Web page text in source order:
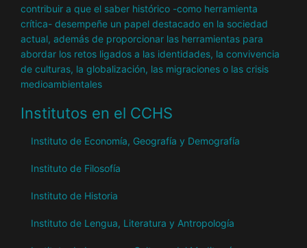
contribuir a que el saber histórico -como herramienta
crítica- desempeñe un papel destacado en la sociedad
actual, además de proporcionar las herramientas para
abordar los retos ligados a las identidades, la convivencia
de culturas, la globalización, las migraciones o las crisis
medioambientales
Institutos en el CCHS
Instituto de Economía, Geografía y Demografía
Instituto de Filosofía
Instituto de Historia
Instituto de Lengua, Literatura y Antropología